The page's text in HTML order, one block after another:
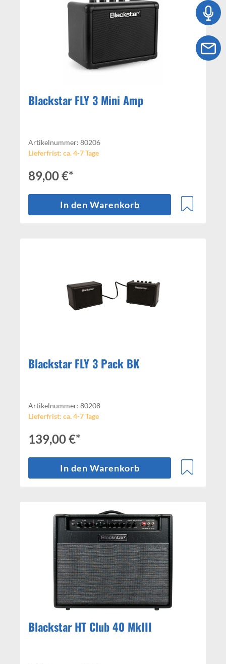
Blackstar FLY 3 Mini Amp
Artikelnummer: 80206
Lieferfrist: ca. 4-7 Tage
89,00 €*
In den Warenkorb
Blackstar FLY 3 Pack BK
Artikelnummer: 80208
Lieferfrist: ca. 4-7 Tage
139,00 €*
In den Warenkorb
Blackstar HT Club 40 MkIII